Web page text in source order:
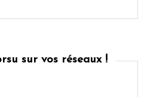
sur vos réseaux !